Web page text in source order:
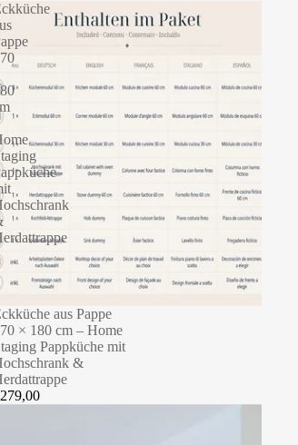
aus Pappe
× 180 cm – Home
Pappküche mit
&